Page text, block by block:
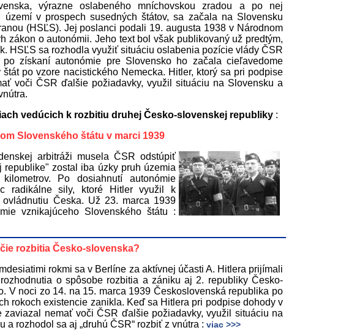
výrazne oslabeného mníchovskou zradou a po nej
území v prospech susedných štátov, sa začala na Slovensku
(HSĽS). Jej poslanci podali 19. augusta 1938 v Národnom
zákon o autonómii. Jeho text bol však publikovaný už predtým,
HSĽS sa rozhodla využiť situáciu oslabenia pozície vlády ČSR
získaní autonómie pre Slovensko ho začala cieľavedome
po vzore nacistického Nemecka. Hitler, ktorý sa pri podpise
voči ČSR ďalšie požiadavky, využil situáciu na Slovensku a
vedúcich k rozbitiu druhej Česko-slovenskej republiky :
Slovenského štátu v marci 1939
arbitráži musela ČSR odstúpiť
zostal iba úzky pruh územia
Po dosiahnutí autonómie
radikálne sily, ktoré Hitler využil k
Česka. Už 23. marca 1939
vznikajúceho Slovenského štátu :
rozbitia Česko-slovenska?
rokmi sa v Berlíne za aktívnej účasti A. Hitlera prijímali
o spôsobe rozbitia a zániku aj 2. republiky Česko-
V noci zo 14. na 15. marca 1939 Československá republika po
rokoch existencie zanikla. Keď sa Hitlera pri podpise dohody v
zaviazal nemať voči ČSR ďalšie požiadavky, využil situáciu na
a rozhodol sa aj „druhú ČSR“ rozbiť z vnútra : viac >>>